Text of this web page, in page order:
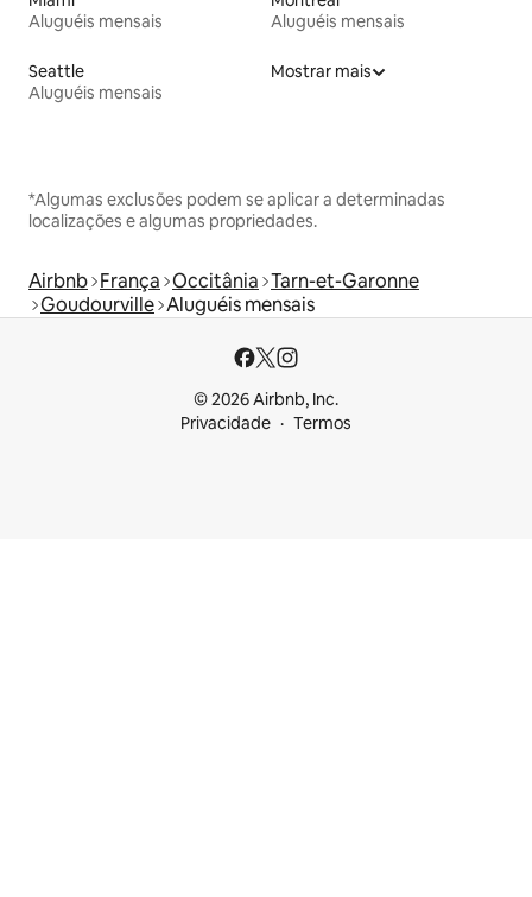
Aluguéis mensais
Aluguéis mensais
Seattle
Aluguéis mensais
Mostrar mais
*Algumas exclusões podem se aplicar a determinadas
localizações e algumas propriedades.
Airbnb França Occitânia Tarn-et-Garonne
Goudourville Aluguéis mensais
© 2026 Airbnb, Inc.
Privacidade
Termos